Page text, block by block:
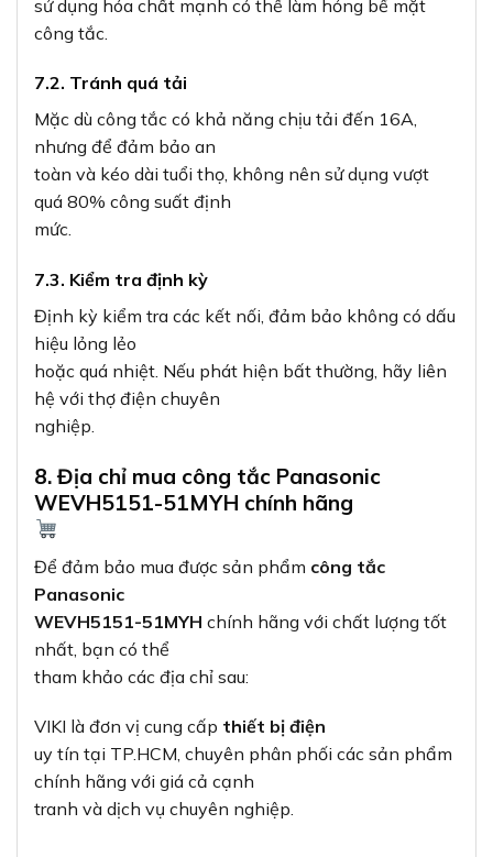
sử dụng hóa chất mạnh có thể làm hỏng bề mặt
công tắc.
7.2. Tránh quá tải
Mặc dù công tắc có khả năng chịu tải đến 16A,
nhưng để đảm bảo an
toàn và kéo dài tuổi thọ, không nên sử dụng vượt
quá 80% công suất định
mức.
7.3. Kiểm tra định kỳ
Định kỳ kiểm tra các kết nối, đảm bảo không có dấu
hiệu lỏng lẻo
hoặc quá nhiệt. Nếu phát hiện bất thường, hãy liên
hệ với thợ điện chuyên
nghiệp.
8. Địa chỉ mua công tắc Panasonic
WEVH5151-51MYH chính hãng
Để đảm bảo mua được sản phẩm công tắc
Panasonic
WEVH5151-51MYH chính hãng với chất lượng tốt
nhất, bạn có thể
tham khảo các địa chỉ sau:
VIKI là đơn vị cung cấp thiết bị điện
uy tín tại TP.HCM, chuyên phân phối các sản phẩm
chính hãng với giá cả cạnh
tranh và dịch vụ chuyên nghiệp.